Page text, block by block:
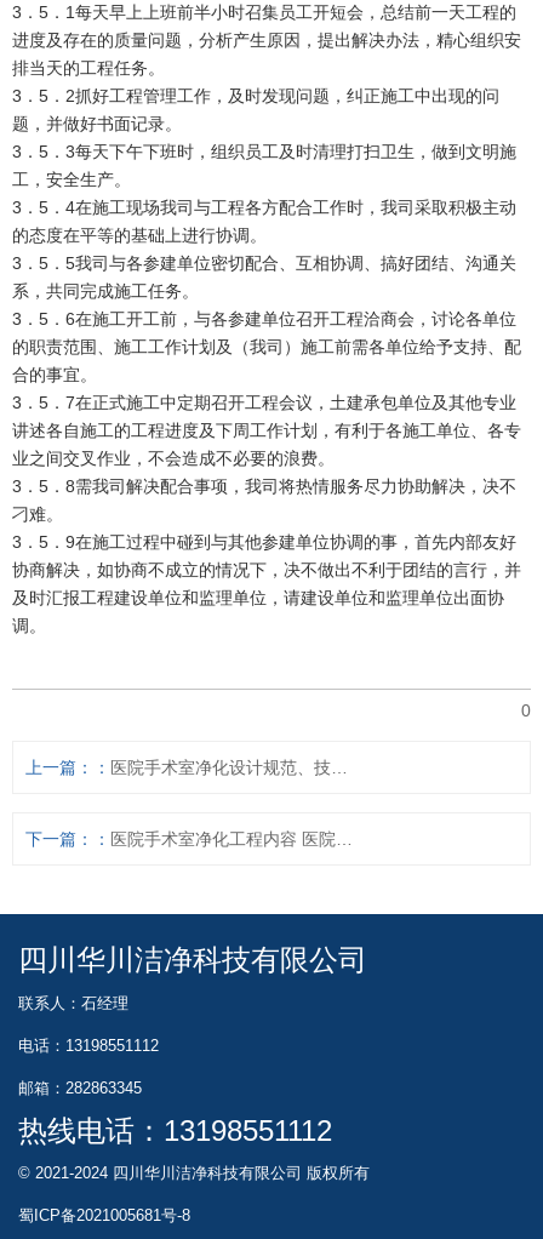
3．5．1每天早上上班前半小时召集员工开短会，总结前一天工程的
进度及存在的质量问题，分析产生原因，提出解决办法，精心组织安
排当天的工程任务。
3．5．2抓好工程管理工作，及时发现问题，纠正施工中出现的问
题，并做好书面记录。
3．5．3每天下午下班时，组织员工及时清理打扫卫生，做到文明施
工，安全生产。
3．5．4在施工现场我司与工程各方配合工作时，我司采取积极主动
的态度在平等的基础上进行协调。
3．5．5我司与各参建单位密切配合、互相协调、搞好团结、沟通关
系，共同完成施工任务。
3．5．6在施工开工前，与各参建单位召开工程洽商会，讨论各单位
的职责范围、施工工作计划及（我司）施工前需各单位给予支持、配
合的事宜。
3．5．7在正式施工中定期召开工程会议，土建承包单位及其他专业
讲述各自施工的工程进度及下周工作计划，有利于各施工单位、各专
业之间交叉作业，不会造成不必要的浪费。
3．5．8需我司解决配合事项，我司将热情服务尽力协助解决，决不
刁难。
3．5．9在施工过程中碰到与其他参建单位协调的事，首先内部友好
协商解决，如协商不成立的情况下，决不做出不利于团结的言行，并
及时汇报工程建设单位和监理单位，请建设单位和监理单位出面协
调。
0
上一篇：
下一篇：
四川华川洁净科技有限公司
联系人：石经理
电话：13198551112
邮箱：282863345
热线电话： 13198551112
© 2021-2024 四川华川洁净科技有限公司 版权所有
蜀ICP备2021005681号-8